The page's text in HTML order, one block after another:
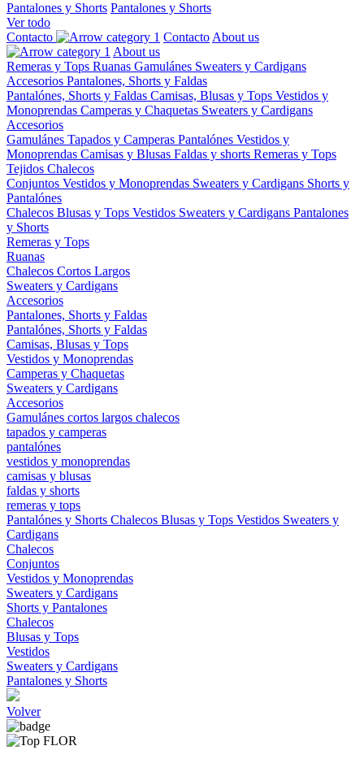
Pantalones y Shorts Pantalones y Shorts
Ver todo
Contacto
Contacto About us
About us
Remeras y Tops Ruanas Gamulánes Sweaters y Cardigans
Accesorios Pantalones, Shorts y Faldas
Pantalónes, Shorts y Faldas Camisas, Blusas y Tops Vestidos y
Monoprendas Camperas y Chaquetas Sweaters y Cardigans
Accesorios
Gamulánes Tapados y Camperas Pantalónes Vestidos y
Monoprendas Camisas y Blusas Faldas y shorts Remeras y Tops
Tejidos Chalecos
Conjuntos Vestidos y Monoprendas Sweaters y Cardigans Shorts y
Pantalónes
Chalecos Blusas y Tops Vestidos Sweaters y Cardigans Pantalones
y Shorts
Remeras y Tops
Ruanas
Chalecos Cortos Largos
Sweaters y Cardigans
Accesorios
Pantalones, Shorts y Faldas
Pantalónes, Shorts y Faldas
Camisas, Blusas y Tops
Vestidos y Monoprendas
Camperas y Chaquetas
Sweaters y Cardigans
Accesorios
Gamulánes cortos largos chalecos
tapados y camperas
pantalónes
vestidos y monoprendas
camisas y blusas
faldas y shorts
remeras y tops
Pantalónes y Shorts Chalecos Blusas y Tops Vestidos Sweaters y
Cardigans
Chalecos
Conjuntos
Vestidos y Monoprendas
Sweaters y Cardigans
Shorts y Pantalones
Chalecos
Blusas y Tops
Vestidos
Sweaters y Cardigans
Pantalones y Shorts
Volver